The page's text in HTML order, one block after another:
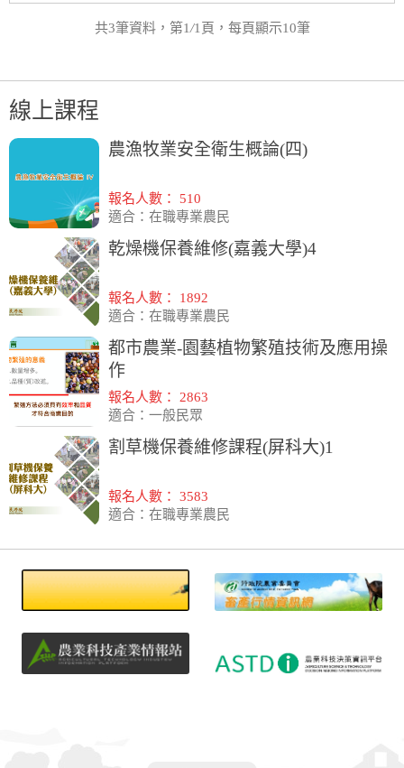
共3筆資料，第1/1頁，每頁顯示10筆
線上課程
農漁牧業安全衛生概論(四)
報名人數： 510
適合：在職專業農民
乾燥機保養維修(嘉義大學)4
報名人數： 1892
適合：在職專業農民
都市農業-園藝植物繁殖技術及應用操
作
報名人數： 2863
適合：一般民眾
割草機保養維修課程(屏科大)1
報名人數： 3583
適合：在職專業農民